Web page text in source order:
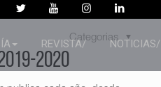
REVISTA/ NOTICIAS/
Categorias
2020